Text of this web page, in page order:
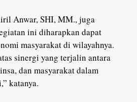
Anwar, SHI, MM., juga
ini diharapkan dapat
masyarakat di wilayahnya.
sinergi yang terjalin antara
dan masyarakat dalam
katanya.